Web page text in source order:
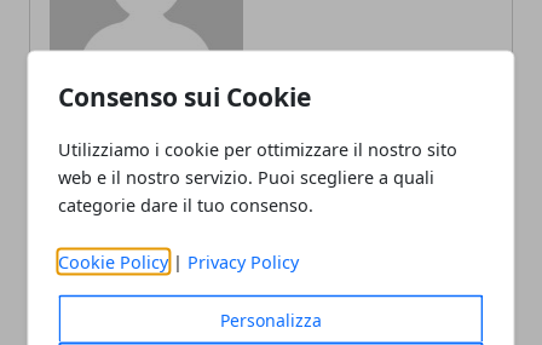
Consenso sui Cookie
Utilizziamo i cookie per ottimizzare il nostro sito
web e il nostro servizio. Puoi scegliere a quali
categorie dare il tuo consenso.
Cookie Policy | Privacy Policy
Personalizza
ARTICOLI CORRELATI